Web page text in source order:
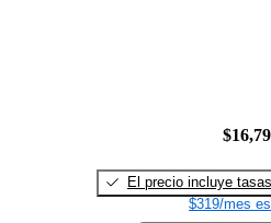
El precio incluye tasas
$319/mes